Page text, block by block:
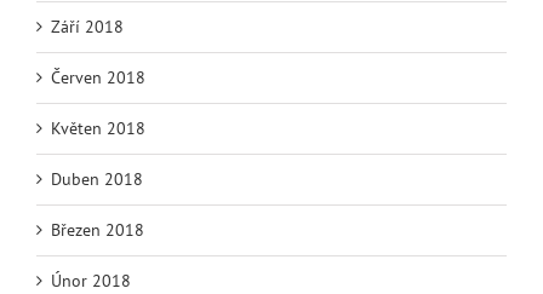
Září 2018
Červen 2018
Květen 2018
Duben 2018
Březen 2018
Únor 2018